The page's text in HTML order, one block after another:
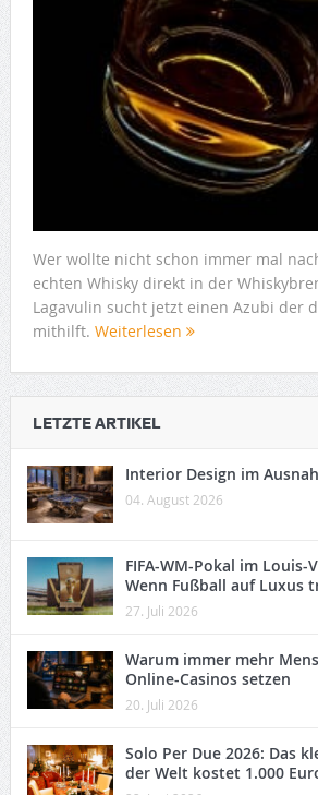
Wer wollte nicht schon immer mal
echten Whisky direkt in der
Lagavulin sucht jetzt einen Azubi der
mithilft. Weiterlesen
LETZTE ARTIKEL
Interior Design im
04. August 2026
FIFA-WM-Pokal im
Wenn Fußball auf Luxus
27. Juli 2026
Warum immer mehr
Online-Casinos setzen
20. Juli 2026
Solo Per Due 2026: Das
der Welt kostet 1.000